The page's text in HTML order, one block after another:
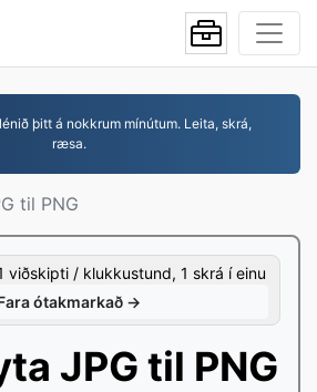
þitt á nokkrum mínútum. Leita, skrá,
ræsa.
til PNG
viðskipti / klukkustund, 1 skrá í einu
ótakmarkað →
JPG til PNG